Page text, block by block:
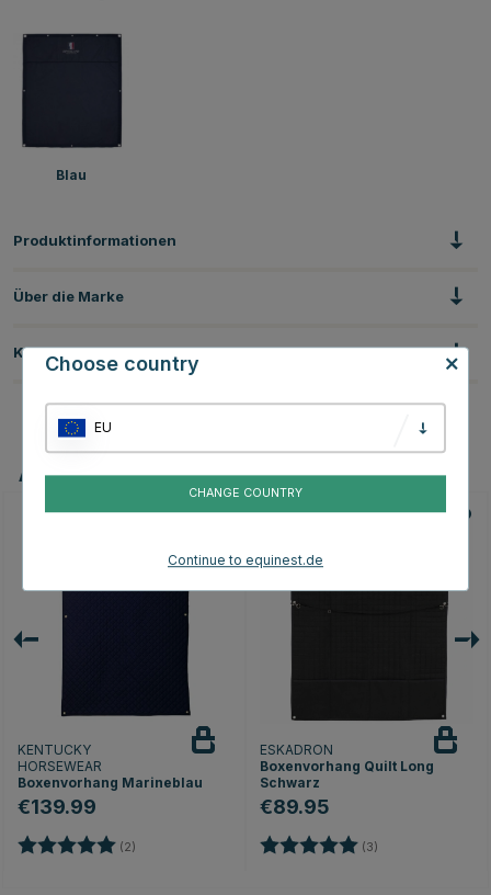
Blau
Produktinformationen
Über die Marke
Kundenbewertungen
Andere Produkte, die Ihnen gefallen könnten
KENTUCKY
HORSEWEAR
Boxenvorhang Marineblau
€139.99
Bewertung: (2)
ESKADRON
Boxenvorhang Quilt Long
Schwarz
€89.95
Bewertung: (3)
Choose country
EU
CHANGE COUNTRY
Continue to equinest.de